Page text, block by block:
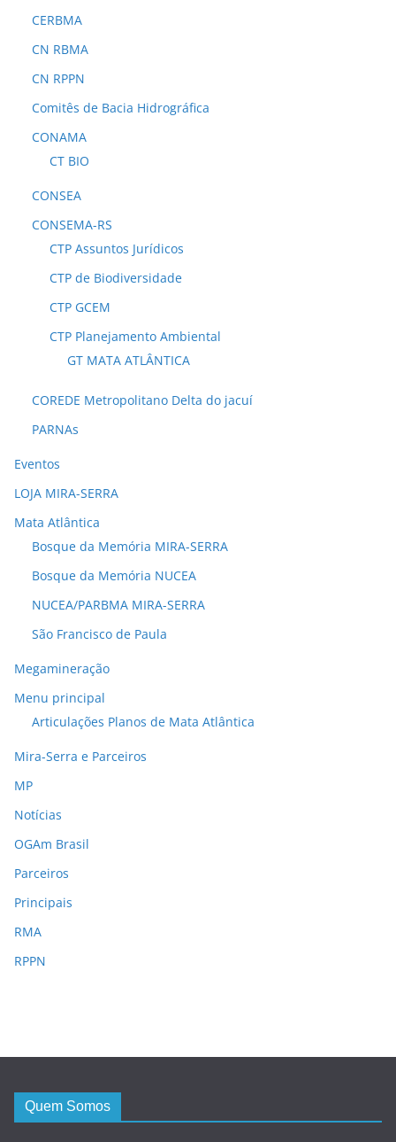
CERBMA
CN RBMA
CN RPPN
Comitês de Bacia Hidrográfica
CONAMA
CT BIO
CONSEA
CONSEMA-RS
CTP Assuntos Jurídicos
CTP de Biodiversidade
CTP GCEM
CTP Planejamento Ambiental
GT MATA ATLÂNTICA
COREDE Metropolitano Delta do jacuí
PARNAs
Eventos
LOJA MIRA-SERRA
Mata Atlântica
Bosque da Memória MIRA-SERRA
Bosque da Memória NUCEA
NUCEA/PARBMA MIRA-SERRA
São Francisco de Paula
Megamineração
Menu principal
Articulações Planos de Mata Atlântica
Mira-Serra e Parceiros
MP
Notícias
OGAm Brasil
Parceiros
Principais
RMA
RPPN
Quem Somos